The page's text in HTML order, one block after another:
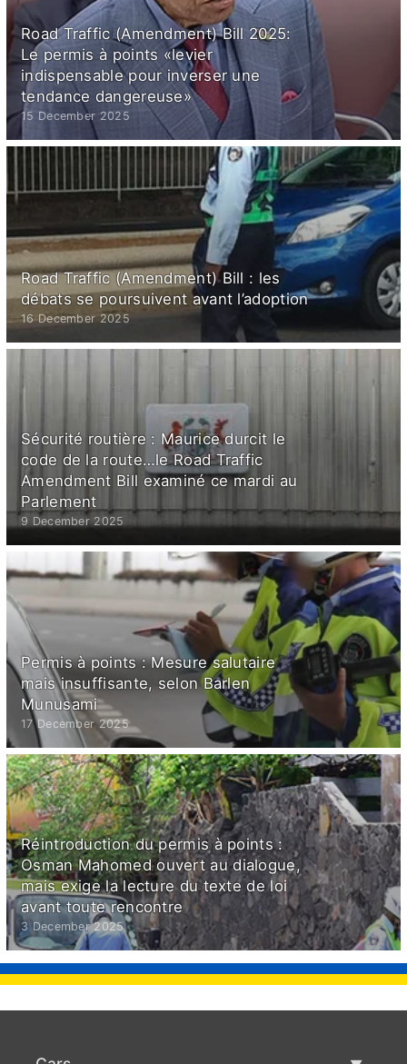
Road Traffic (Amendment) Bill 2025:
Le permis à points «levier
indispensable pour inverser une
tendance dangereuse»
15 December 2025
Road Traffic (Amendment) Bill : les
débats se poursuivent avant l’adoption
16 December 2025
Sécurité routière : Maurice durcit le
code de la route…le Road Traffic
Amendment Bill examiné ce mardi au
Parlement
9 December 2025
Permis à points : Mesure salutaire
mais insuffisante, selon Barlen
Munusami
17 December 2025
Réintroduction du permis à points :
Osman Mahomed ouvert au dialogue,
mais exige la lecture du texte de loi
avant toute rencontre
3 December 2025